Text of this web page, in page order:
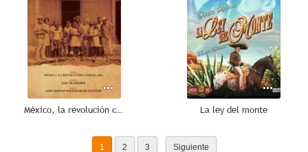
México, la revolución congelada La ley del monte
1 2 3 Siguiente